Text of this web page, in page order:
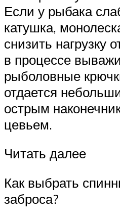
Если у рыбака
катушка,
снизить нагрузку
в процессе
рыболовные
отдается
острым
цевьем.
Читать далее
Как выбрать
заброса?